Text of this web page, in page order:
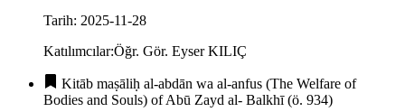
Tarih: 2025-11-28
Katılımcılar:Öğr. Gör. Eyser KILIÇ
Kitāb maṣāliḥ al-abdān wa al-anfus (The Welfare of
Bodies and Souls) of Abū Zayd al- Balkhī (ö. 934)